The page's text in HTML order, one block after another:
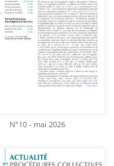
N°10 - mai 2026